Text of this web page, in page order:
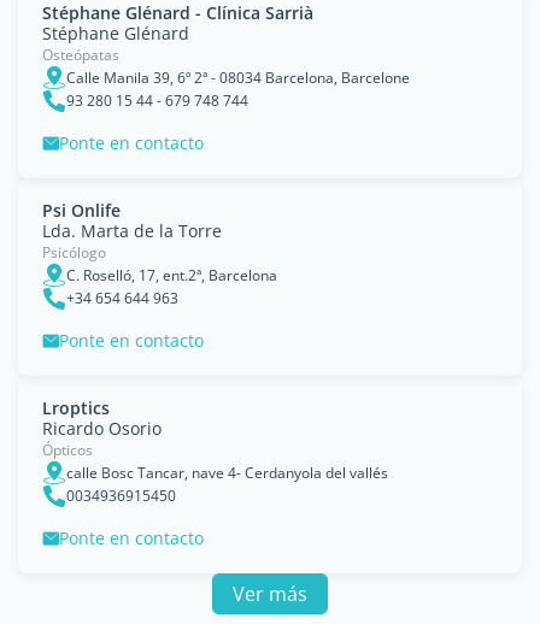
Stéphane Glénard - Clínica Sarrià
Stéphane Glénard
Osteópatas
Calle Manila 39, 6º 2ª - 08034 Barcelona, Barcelone
93 280 15 44 - 679 748 744
Ponte en contacto
Psi Onlife
Lda. Marta de la Torre
Psicólogo
C. Roselló, 17, ent.2ª, Barcelona
+34 654 644 963
Ponte en contacto
Lroptics
Ricardo Osorio
Ópticos
calle Bosc Tancar, nave 4- Cerdanyola del vallés
0034936915450
Ponte en contacto
Ver más